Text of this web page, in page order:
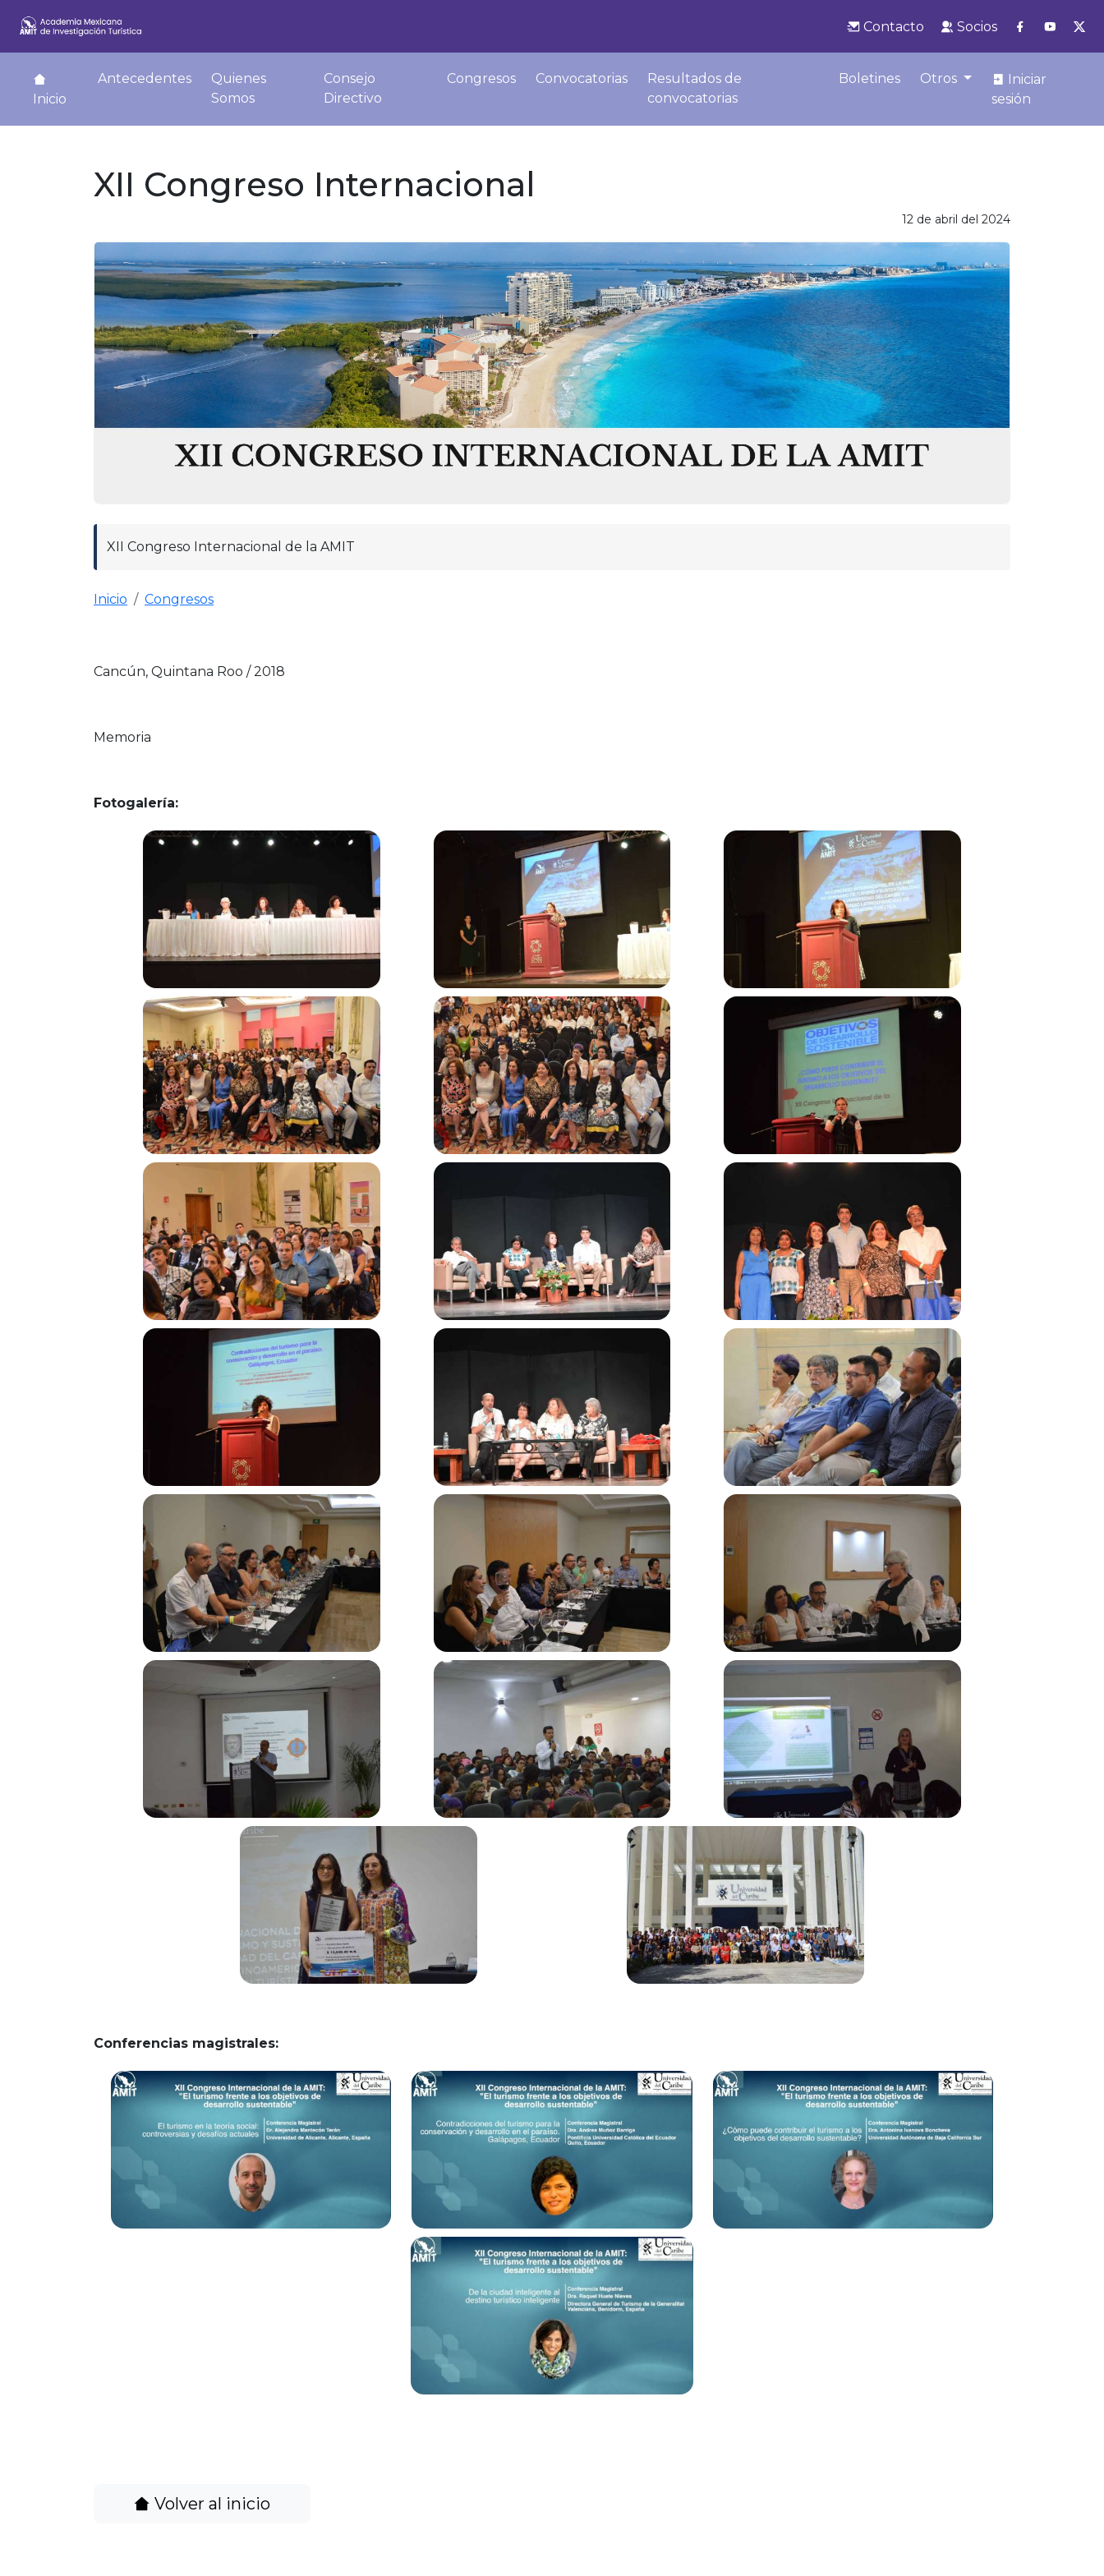
Contacto Socios
Inicio
Antecedentes
Quienes
Somos
Consejo
Directivo
Congresos Convocatorias
Resultados de
convocatorias
Boletines Otros
Iniciar
sesión
XII Congreso Internacional
12 de abril del 2024
XII Congreso Internacional de la AMIT
Inicio Congresos
Cancún, Quintana Roo / 2018
Memoria
Fotogalería:
Conferencias magistrales:
Volver al inicio